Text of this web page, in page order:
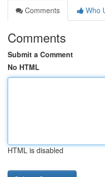
Comments
Who
Comments
Submit a Comment
No HTML
HTML is disabled